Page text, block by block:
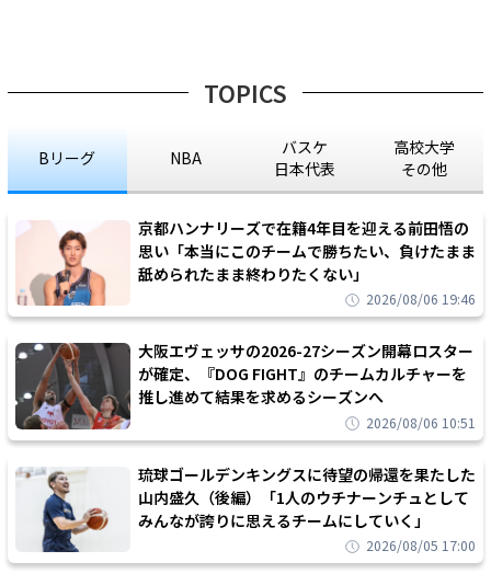
TOPICS
Bリーグ NBA
バスケ
日本代表
高校大学
その他
京都ハンナリーズで在籍4年目を迎える前田悟の
思い「本当にこのチームで勝ちたい、負けたまま
舐められたまま終わりたくない」
2026/08/06 19:46
大阪エヴェッサの2026-27シーズン開幕ロスター
が確定、『DOG FIGHT』のチームカルチャーを
推し進めて結果を求めるシーズンへ
2026/08/06 10:51
琉球ゴールデンキングスに待望の帰還を果たした
山内盛久（後編）「1人のウチナーンチュとして
みんなが誇りに思えるチームにしていく」
2026/08/05 17:00